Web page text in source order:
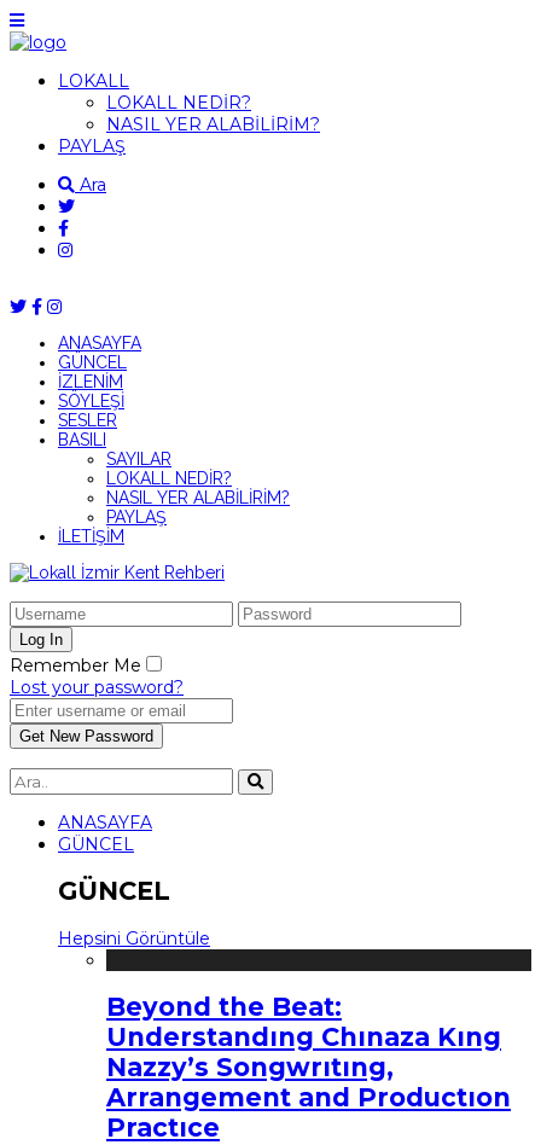
LOKALL
LOKALL NEDİR?
NASIL YER ALABİLİRİM?
PAYLAŞ
Ara
ANASAYFA
GÜNCEL
İZLENİM
SÖYLEŞİ
SESLER
BASILI
SAYILAR
LOKALL NEDİR?
NASIL YER ALABİLİRİM?
PAYLAŞ
İLETİŞİM
Remember Me
Lost your password?
ANASAYFA
GÜNCEL
GÜNCEL
Hepsini Görüntüle
Beyond the Beat:
Understandıng Chınaza Kıng
Nazzy’s Songwrıtıng,
Arrangement and Productıon
Practıce